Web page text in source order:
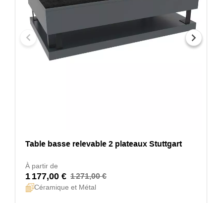
Table basse relevable 2 plateaux Stuttgart
À partir de
1 177,00 € 1 271,00 €
Céramique et Métal